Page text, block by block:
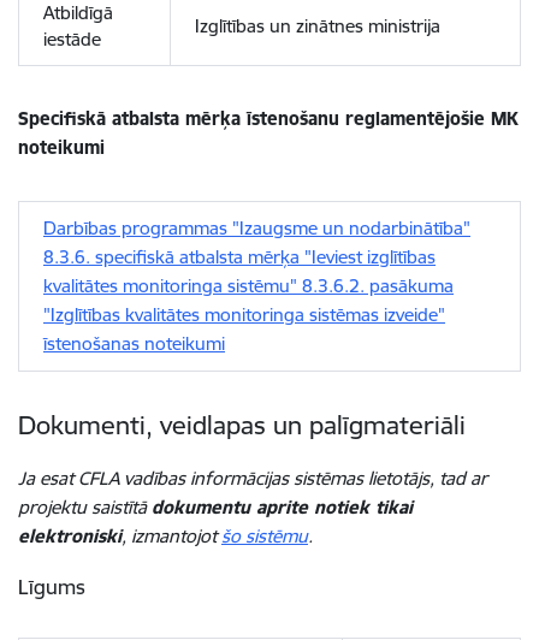
Atbildīgā
iestāde
Izglītības un zinātnes ministrija
Specifiskā atbalsta mērķa īstenošanu reglamentējošie MK
noteikumi
Darbības programmas "Izaugsme un nodarbinātība"
8.3.6. specifiskā atbalsta mērķa "Ieviest izglītības
kvalitātes monitoringa sistēmu" 8.3.6.2. pasākuma
"Izglītības kvalitātes monitoringa sistēmas izveide"
īstenošanas noteikumi
Dokumenti, veidlapas un palīgmateriāli
Ja esat CFLA vadības informācijas sistēmas lietotājs, tad ar
projektu saistītā dokumentu aprite notiek tikai
elektroniski, izmantojotšo sistēmu.
Līgums